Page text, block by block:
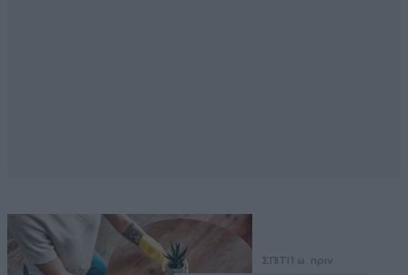
ΣΠΙΤΙ 1 ω. πριν